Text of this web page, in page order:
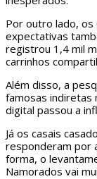
Por outro lado,
expectativas
registrou 1,4 mil
carrinhos
Além disso, a
famosas indiretas
digital passou a
Já os casais
responderam por
forma, o
Namorados vai